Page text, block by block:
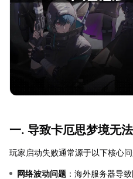
一. 导致卡厄思梦境无
玩家启动失败通常源于以下核心问
网络波动问题 ：海外服务器导